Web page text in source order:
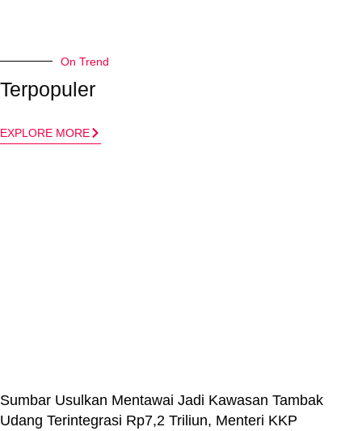
On Trend
Terpopuler
EXPLORE MORE
Sumbar Usulkan Mentawai Jadi Kawasan Tambak
Udang Terintegrasi Rp7,2 Triliun, Menteri KKP